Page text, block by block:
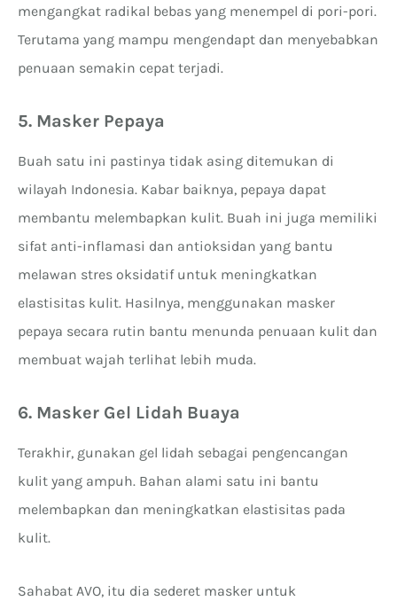
mengangkat radikal bebas yang menempel di pori-pori.
Terutama yang mampu mengendapt dan menyebabkan
penuaan semakin cepat terjadi.
5. Masker Pepaya
Buah satu ini pastinya tidak asing ditemukan di
wilayah Indonesia. Kabar baiknya, pepaya dapat
membantu melembapkan kulit. Buah ini juga memiliki
sifat anti-inflamasi dan antioksidan yang bantu
melawan stres oksidatif untuk meningkatkan
elastisitas kulit. Hasilnya, menggunakan masker
pepaya secara rutin bantu menunda penuaan kulit dan
membuat wajah terlihat lebih muda.
6. Masker Gel Lidah Buaya
Terakhir, gunakan gel lidah sebagai pengencangan
kulit yang ampuh. Bahan alami satu ini bantu
melembapkan dan meningkatkan elastisitas pada
kulit.
Sahabat AVO, itu dia sederet masker untuk